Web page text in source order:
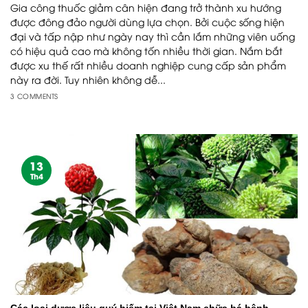
Gia công thuốc giảm cân hiện đang trở thành xu hướng
được đông đảo người dùng lựa chọn. Bởi cuộc sống hiện
đại và tấp nập như ngày nay thì cần lắm những viên uống
có hiệu quả cao mà không tốn nhiều thời gian. Nắm bắt
được xu thế rất nhiều doanh nghiệp cung cấp sản phẩm
này ra đời. Tuy nhiên không dễ...
3 COMMENTS
13
Th4